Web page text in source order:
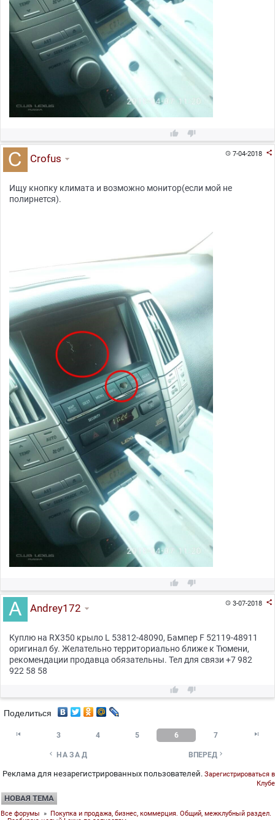
 
7-04-2018 
Crofus
Ищу кнопку климата и возможно монитор(если мой не
полирнется).
 
3-07-2018 
Andrey172
Куплю на RX350 крыло L 53812-48090, Бампер F 52119-48911
оригинал бу. Желательно территориально ближе к Тюмени,
рекомендации продавца обязательны. Тел для связи +7 982
922 58 58
 
Поделиться
 3 4 5 6 7 
 НАЗАД ВПЕРЕД 
Реклама для незарегистрированных пользователей. Зарегистрироваться в
Клубе
НОВАЯ ТЕМА
Все форумы »
Покупка и продажа, бизнес, коммерция. Общий, межклубный раздел.